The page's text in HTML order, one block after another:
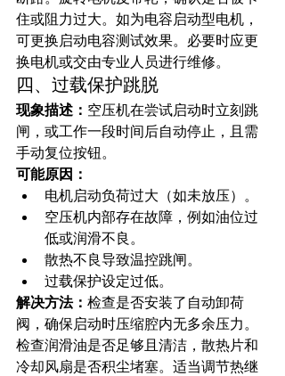
住或阻力过大。如为电容启动型电机，
可更换启动电容测试效果。必要时应更
换电机或交由专业人员进行维修。
四、过载保护跳脱
现象描述： 空压机在尝试启动时立刻跳
闸，或工作一段时间后自动停止，且需
手动复位按钮。
可能原因：
电机启动负荷过大（如未放压）。
空压机内部存在故障，例如油位过
低或润滑不良。
散热不良导致温控跳闸。
过载保护设定过低。
解决方法： 检查是否安装了自动卸荷
阀，确保启动时压缩腔内无多余压力。
检查润滑油是否足够且清洁，散热片和
冷却风扇是否积尘堵塞。适当调节热继